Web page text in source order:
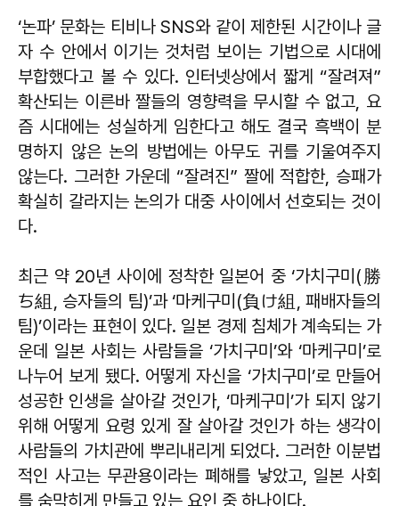
‘논파’ 문화는 티비나 SNS와 같이 제한된 시간이나 글
자 수 안에서 이기는 것처럼 보이는 기법으로 시대에
부합했다고 볼 수 있다. 인터넷상에서 짧게 “잘려져”
확산되는 이른바 짤들의 영향력을 무시할 수 없고, 요
즘 시대에는 성실하게 임한다고 해도 결국 흑백이 분
명하지 않은 논의 방법에는 아무도 귀를 기울여주지
않는다. 그러한 가운데 “잘려진” 짤에 적합한, 승패가
확실히 갈라지는 논의가 대중 사이에서 선호되는 것이
다.
최근 약 20년 사이에 정착한 일본어 중 ‘가치구미(勝
ち組, 승자들의 팀)’과 ‘마케구미(負け組, 패배자들의
팀)’이라는 표현이 있다. 일본 경제 침체가 계속되는 가
운데 일본 사회는 사람들을 ‘가치구미’와 ‘마케구미’로
나누어 보게 됐다. 어떻게 자신을 ‘가치구미’로 만들어
성공한 인생을 살아갈 것인가, ‘마케구미’가 되지 않기
위해 어떻게 요령 있게 잘 살아갈 것인가 하는 생각이
사람들의 가치관에 뿌리내리게 되었다. 그러한 이분법
적인 사고는 무관용이라는 폐해를 낳았고, 일본 사회
를 숨막히게 만들고 있는 요인 중 하나이다.